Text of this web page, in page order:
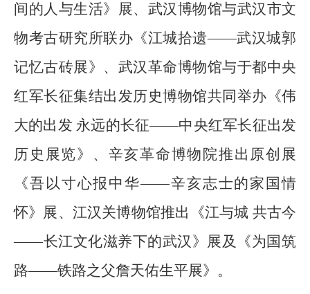
间的人与生活》展、武汉博物馆与武汉市文
物考古研究所联办《江城拾遗——武汉城郭
记忆古砖展》、武汉革命博物馆与于都中央
红军长征集结出发历史博物馆共同举办《伟
大的出发 永远的长征——中央红军长征出发
历史展览》、辛亥革命博物院推出原创展
《吾以寸心报中华——辛亥志士的家国情
怀》展、江汉关博物馆推出《江与城 共古今
——长江文化滋养下的武汉》展及《为国筑
路——铁路之父詹天佑生平展》。